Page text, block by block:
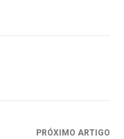
PRÓXIMO ARTIGO